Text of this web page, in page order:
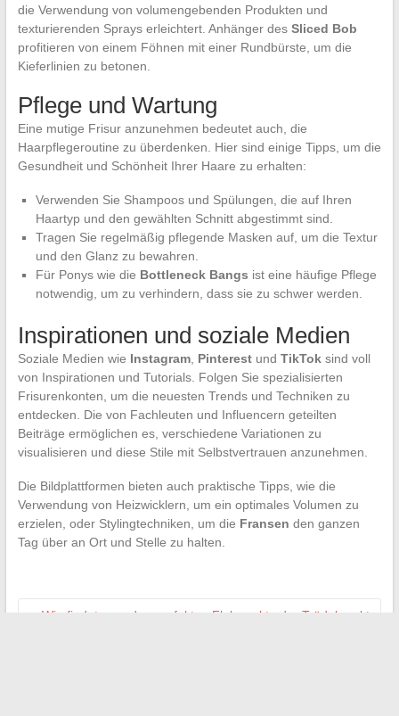
die Verwendung von volumengebenden Produkten und
texturierenden Sprays erleichtert. Anhänger des Sliced Bob
profitieren von einem Föhnen mit einer Rundbürste, um die
Kieferlinien zu betonen.
Pflege und Wartung
Eine mutige Frisur anzunehmen bedeutet auch, die
Haarpflegeroutine zu überdenken. Hier sind einige Tipps, um die
Gesundheit und Schönheit Ihrer Haare zu erhalten:
Verwenden Sie Shampoos und Spülungen, die auf Ihren
Haartyp und den gewählten Schnitt abgestimmt sind.
Tragen Sie regelmäßig pflegende Masken auf, um die Textur
und den Glanz zu bewahren.
Für Ponys wie die Bottleneck Bangs ist eine häufige Pflege
notwendig, um zu verhindern, dass sie zu schwer werden.
Inspirationen und soziale Medien
Soziale Medien wie Instagram, Pinterestund TikToksind voll
von Inspirationen und Tutorials. Folgen Sie spezialisierten
Frisurenkonten, um die neuesten Trends und Techniken zu
entdecken. Die von Fachleuten und Influencern geteilten
Beiträge ermöglichen es, verschiedene Variationen zu
visualisieren und diese Stile mit Selbstvertrauen anzunehmen.
Die Bildplattformen bieten auch praktische Tipps, wie die
Verwendung von Heizwicklern, um ein optimales Volumen zu
erzielen, oder Stylingtechniken, um die Fransen den ganzen
Tag über an Ort und Stelle zu halten.
Wie findet man den perfekten Flohmarkt oder Trödelmarkt